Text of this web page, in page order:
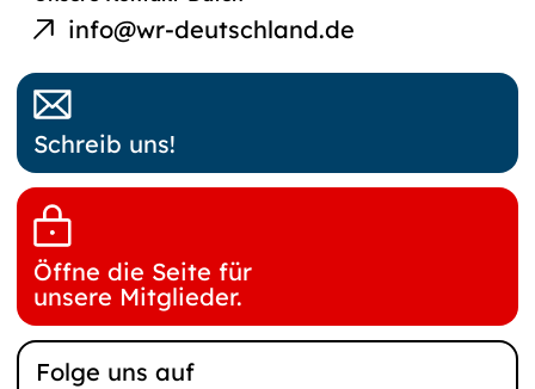
info@wr-deutschland.de
Werkstatträte
Deutschland
Schreib uns!
Öffne die Seite für
unsere Mitglieder.
Folge uns auf